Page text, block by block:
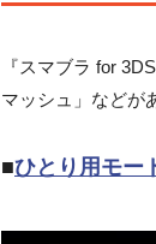
『スマブラ for
マッシュ」などが
■ひとり用モー